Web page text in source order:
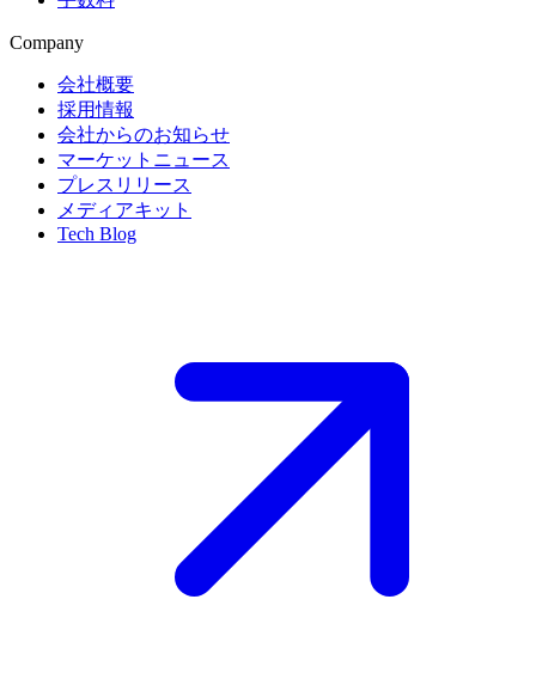
Company
会社概要
採用情報
会社からのお知らせ
マーケットニュース
プレスリリース
メディアキット
Tech Blog